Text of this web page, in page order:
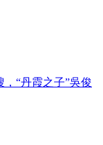
，“丹霞之子”吳俊